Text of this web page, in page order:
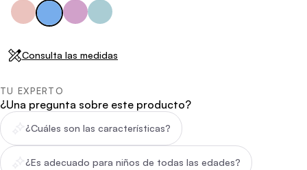
Consulta las medidas
TU EXPERTO
¿Una pregunta sobre este producto?
¿Cuáles son las características?
¿Es adecuado para niños de todas las edades?